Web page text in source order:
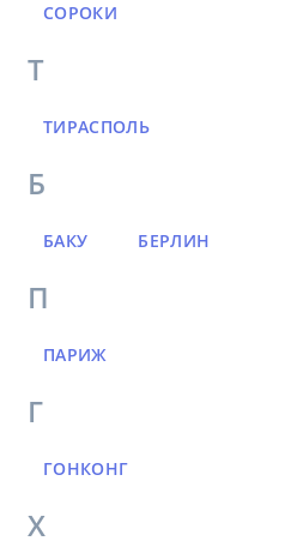
СОРОКИ
Т
ТИРАСПОЛЬ
Б
БАКУ БЕРЛИН
П
ПАРИЖ
Г
ГОНКОНГ
Х